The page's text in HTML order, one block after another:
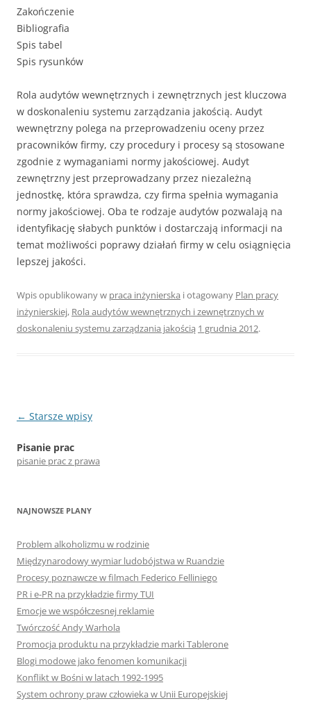
Zakończenie
Bibliografia
Spis tabel
Spis rysunków
Rola audytów wewnętrznych i zewnętrznych jest kluczowa
w doskonaleniu systemu zarządzania jakością. Audyt
wewnętrzny polega na przeprowadzeniu oceny przez
pracowników firmy, czy procedury i procesy są stosowane
zgodnie z wymaganiami normy jakościowej. Audyt
zewnętrzny jest przeprowadzany przez niezależną
jednostkę, która sprawdza, czy firma spełnia wymagania
normy jakościowej. Oba te rodzaje audytów pozwalają na
identyfikację słabych punktów i dostarczają informacji na
temat możliwości poprawy działań firmy w celu osiągnięcia
lepszej jakości.
Wpis opublikowany w praca inżynierska i otagowany Plan pracy
inżynierskiej, Rola audytów wewnętrznych i zewnętrznych w
doskonaleniu systemu zarządzania jakością 1 grudnia 2012.
Nawigacja
← Starsze wpisy
Pisanie prac
pisanie prac z prawa
NAJNOWSZE PLANY
Problem alkoholizmu w rodzinie
Międzynarodowy wymiar ludobójstwa w Ruandzie
Procesy poznawcze w filmach Federico Felliniego
PR i e-PR na przykładzie firmy TUI
Emocje we współczesnej reklamie
Twórczość Andy Warhola
Promocja produktu na przykładzie marki Tablerone
Blogi modowe jako fenomen komunikacji
Konflikt w Bośni w latach 1992-1995
System ochrony praw człowieka w Unii Europejskiej